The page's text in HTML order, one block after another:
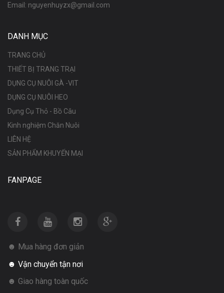
Email: nguyenhuyzx@gmail.com
DANH MỤC
TRANG CHỦ
THIẾT BỊ TRANG TRẠI
DỤNG CỤ NUÔI GÀ -VIT
DỤNG CỤ NUÔI HEO
Dụng Cụ Thỏ - Bồ Câu
Kinh nghiệm Chăn Nuôi
LIÊN HỆ
SẢN PHẨM KHUYẾN MẠI
FANPAGE
☻ Mua hàng đơn giản
☻ Vận chuyển tận nơi
☻ Giao hàng toàn quốc